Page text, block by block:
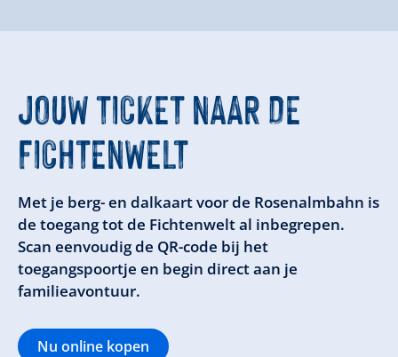
JOUW TICKET NAAR DE
FICHTENWELT
Met je berg- en dalkaart voor de Rosenalmbahn is
de toegang tot de Fichtenwelt al inbegrepen.
Scan eenvoudig de QR-code bij het
toegangspoortje en begin direct aan je
familieavontuur.
Nu online kopen